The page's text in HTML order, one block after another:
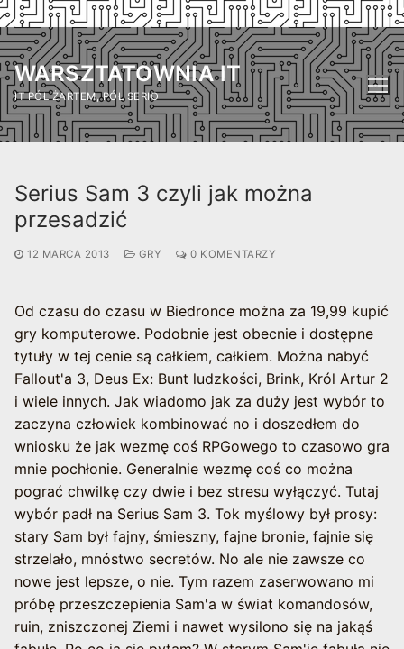
Przejdź
do
treści
WARSZTATOWNIA IT
IT PÓŁ ŻARTEM, PÓŁ SERIO
Serius Sam 3 czyli jak można
przesadzić
12 MARCA 2013 GRY 0 KOMENTARZY
Od czasu do czasu w Biedronce można za 19,99 kupić
gry komputerowe. Podobnie jest obecnie i dostępne
tytuły w tej cenie są całkiem, całkiem. Można nabyć
Fallout'a 3, Deus Ex: Bunt ludzkości, Brink, Król Artur 2
i wiele innych. Jak wiadomo jak za duży jest wybór to
zaczyna człowiek kombinować no i doszedłem do
wniosku że jak wezmę coś RPGowego to czasowo gra
mnie pochłonie. Generalnie wezmę coś co można
pograć chwilkę czy dwie i bez stresu wyłączyć. Tutaj
wybór padł na Serius Sam 3. Tok myślowy był prosy:
stary Sam był fajny, śmieszny, fajne bronie, fajnie się
strzelało, mnóstwo secretów. No ale nie zawsze co
nowe jest lepsze, o nie. Tym razem zaserwowano mi
próbę przeszczepienia Sam'a w świat komandosów,
ruin, zniszczonej Ziemi i nawet wysilono się na jakąś